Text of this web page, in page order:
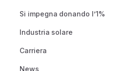
Si impegna donando l’1%
Industria solare
Carriera
News